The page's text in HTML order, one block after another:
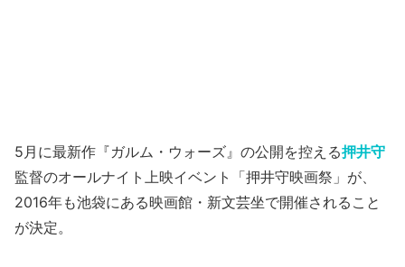
5月に最新作『ガルム・ウォーズ』の公開を控える押井守
監督のオールナイト上映イベント「押井守映画祭」が、
2016年も池袋にある映画館・新文芸坐で開催されること
が決定。